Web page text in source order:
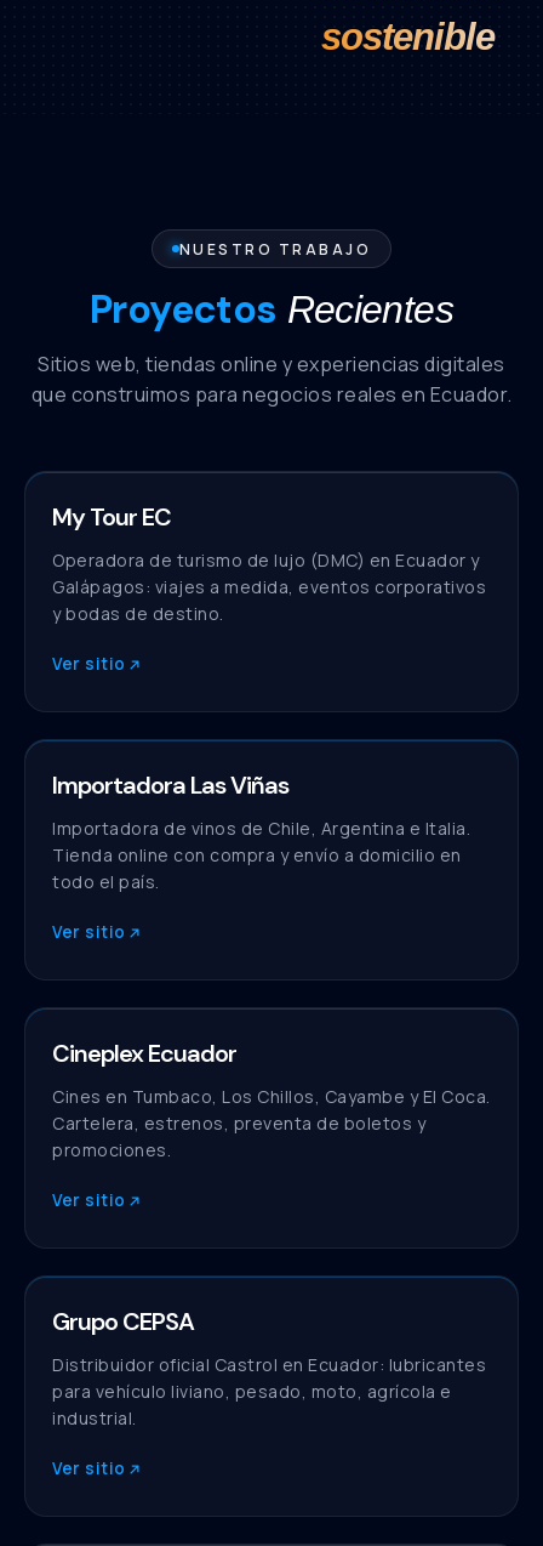
sostenible
NUESTRO TRABAJO
Proyectos Recientes
Sitios web, tiendas online y experiencias digitales
que construimos para negocios reales en Ecuador.
Sitio web
My Tour EC
Operadora de turismo de lujo (DMC) en Ecuador y
Galápagos: viajes a medida, eventos corporativos
y bodas de destino.
Ver sitio
Tienda online
Importadora Las Viñas
Importadora de vinos de Chile, Argentina e Italia.
Tienda online con compra y envío a domicilio en
todo el país.
Ver sitio
Cadena de cines
Cineplex Ecuador
Cines en Tumbaco, Los Chillos, Cayambe y El Coca.
Cartelera, estrenos, preventa de boletos y
promociones.
Ver sitio
Sitio web
Grupo CEPSA
Distribuidor oficial Castrol en Ecuador: lubricantes
para vehículo liviano, pesado, moto, agrícola e
industrial.
Ver sitio